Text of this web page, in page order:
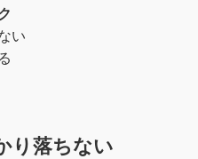
い
り落ちない